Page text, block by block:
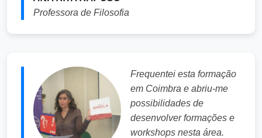
Professora de Filosofia
Frequentei esta formação
em Coimbra e abriu-me
possibilidades de
desenvolver formações e
workshops nesta área.